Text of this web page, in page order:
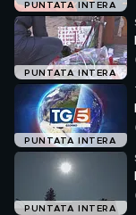
PUNTATA INTERA
PUNTATA INTERA
PUNTATA INTERA
PUNTATA INTERA